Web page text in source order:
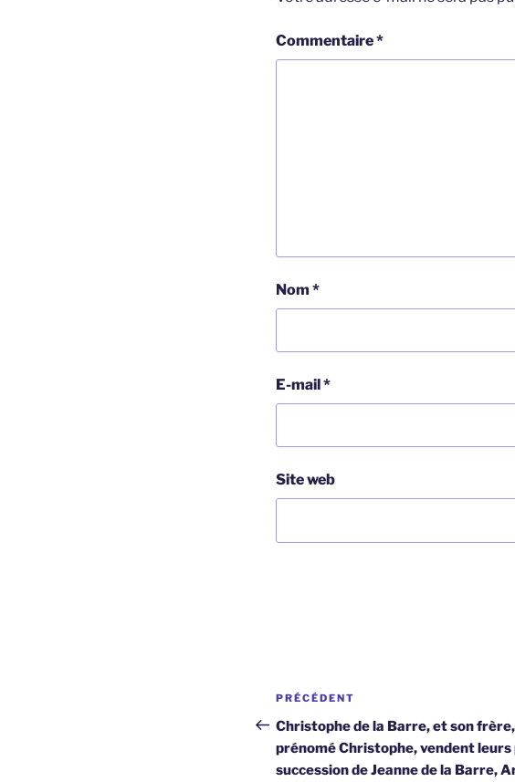
Commentaire*
Nom *
E-mail*
Site web
Navigation
de
l’article
Article
précédent
PRÉCÉDENT
Christophe de la Barre, et son
prénomé Christophe, vendent leurs
succession de Jeanne de la Barre,